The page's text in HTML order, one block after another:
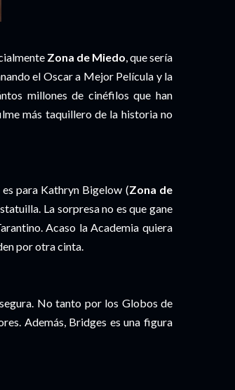
Zona de Miedo, que sería
el Oscar a Mejor Película y la
millones de cinéfilos que han
más taquillero de la historia no
para Kathryn Bigelow (Zona de
La sorpresa no es que gane
Acaso la Academia quiera
por otra cinta.
No tanto por los Globos de
Además, Bridges es una figura